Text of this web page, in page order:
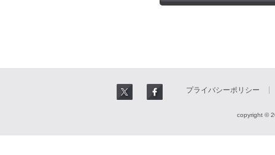
プライバシーポリシー
copyright ©